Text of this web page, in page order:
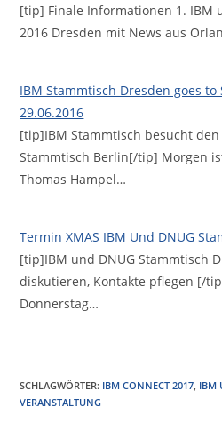
[tip] Finale Informationen 1. IBM
2016 Dresden mit News aus
IBM Stammtisch Dresden goes
29.06.2016
[tip]IBM Stammtisch besucht den
Stammtisch Berlin[/tip] Morgen
Thomas Hampel…
Termin XMAS IBM Und DNUG
[tip]IBM und DNUG Stammtisch
diskutieren, Kontakte pflegen [/
Donnerstag…
SCHLAGWÖRTER: IBM CONNECT 2017 IBM
VERANSTALTUNG